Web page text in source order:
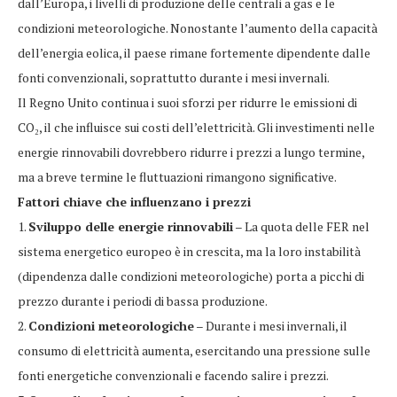
condizioni meteorologiche. Nonostante l’aumento della capacità
dell’energia eolica, il paese rimane fortemente dipendente dalle
fonti convenzionali, soprattutto durante i mesi invernali.
Il Regno Unito continua i suoi sforzi per ridurre le emissioni di
CO₂, il che influisce sui costi dell’elettricità. Gli investimenti nelle
energie rinnovabili dovrebbero ridurre i prezzi a lungo termine,
ma a breve termine le fluttuazioni rimangono significative.
Fattori chiave che influenzano i prezzi
1. Sviluppo delle energie rinnovabili– La quota delle FER nel
sistema energetico europeo è in crescita, ma la loro instabilità
(dipendenza dalle condizioni meteorologiche) porta a picchi di
prezzo durante i periodi di bassa produzione.
2. Condizioni meteorologiche– Durante i mesi invernali, il
consumo di elettricità aumenta, esercitando una pressione sulle
fonti energetiche convenzionali e facendo salire i prezzi.